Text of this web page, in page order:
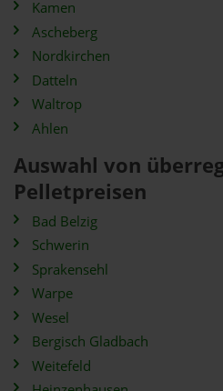
Kamen
Ascheberg
Nordkirchen
Datteln
Waltrop
Ahlen
Auswahl von
Pelletpreisen
Bad Belzig
Schwerin
Sprakensehl
Warpe
Wesel
Bergisch Gladbach
Weitefeld